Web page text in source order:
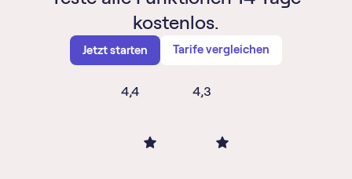
kostenlos.
Jetzt starten Tarife vergleichen
4,4 4,3